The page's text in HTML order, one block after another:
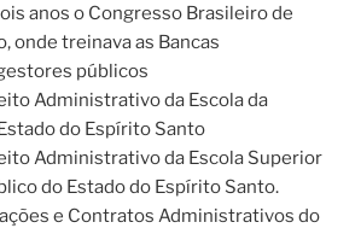
anos o Congresso Brasileiro de
onde treinava as Bancas
públicos
Administrativo da Escola da
do Espírito Santo
Administrativo da Escola Superior
do Estado do Espírito Santo.
e Contratos Administrativos do